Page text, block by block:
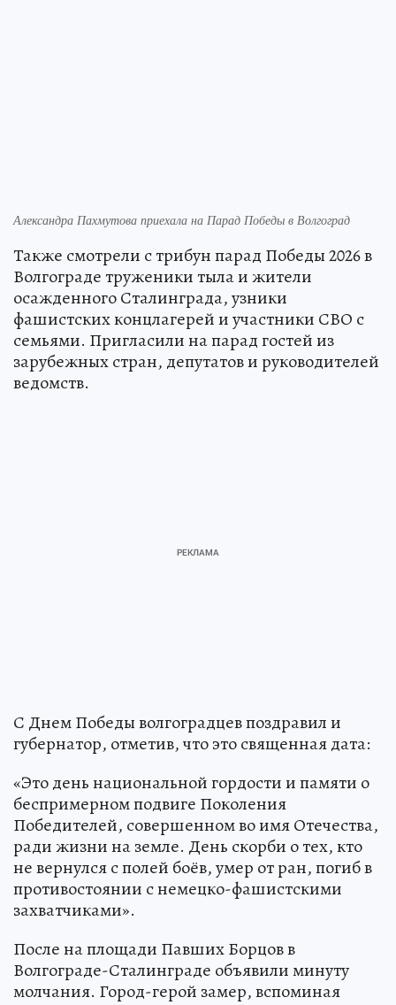
Александра Пахмутова приехала на Парад Победы в Волгоград
Также смотрели с трибун парад Победы 2026 в
Волгограде труженики тыла и жители
осажденного Сталинграда, узники
фашистских концлагерей и участники СВО с
семьями. Пригласили на парад гостей из
зарубежных стран, депутатов и руководителей
ведомств.
С Днем Победы волгоградцев поздравил и
губернатор, отметив, что это священная дата:
«Это день национальной гордости и памяти о
беспримерном подвиге Поколения
Победителей, совершенном во имя Отечества,
ради жизни на земле. День скорби о тех, кто
не вернулся с полей боёв, умер от ран, погиб в
противостоянии с немецко-фашистскими
захватчиками».
После на площади Павших Борцов в
Волгограде-Сталинграде объявили минуту
молчания. Город-герой замер, вспоминая